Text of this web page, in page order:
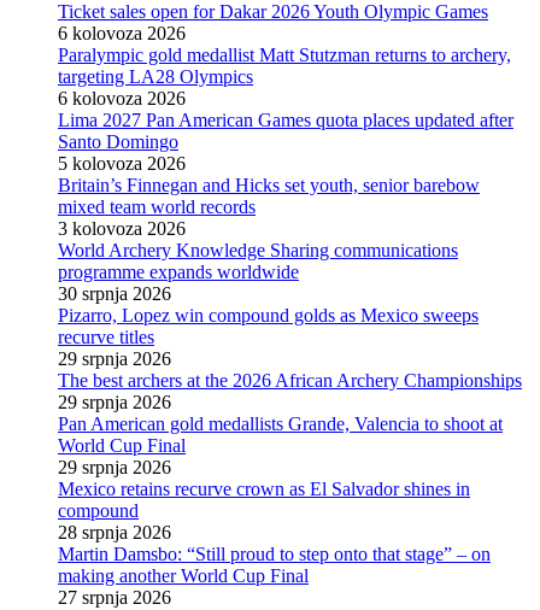
Ticket sales open for Dakar 2026 Youth Olympic Games
6 kolovoza 2026
Paralympic gold medallist Matt Stutzman returns to archery,
targeting LA28 Olympics
6 kolovoza 2026
Lima 2027 Pan American Games quota places updated after
Santo Domingo
5 kolovoza 2026
Britain’s Finnegan and Hicks set youth, senior barebow
mixed team world records
3 kolovoza 2026
World Archery Knowledge Sharing communications
programme expands worldwide
30 srpnja 2026
Pizarro, Lopez win compound golds as Mexico sweeps
recurve titles
29 srpnja 2026
The best archers at the 2026 African Archery Championships
29 srpnja 2026
Pan American gold medallists Grande, Valencia to shoot at
World Cup Final
29 srpnja 2026
Mexico retains recurve crown as El Salvador shines in
compound
28 srpnja 2026
Martin Damsbo: “Still proud to step onto that stage” – on
making another World Cup Final
27 srpnja 2026